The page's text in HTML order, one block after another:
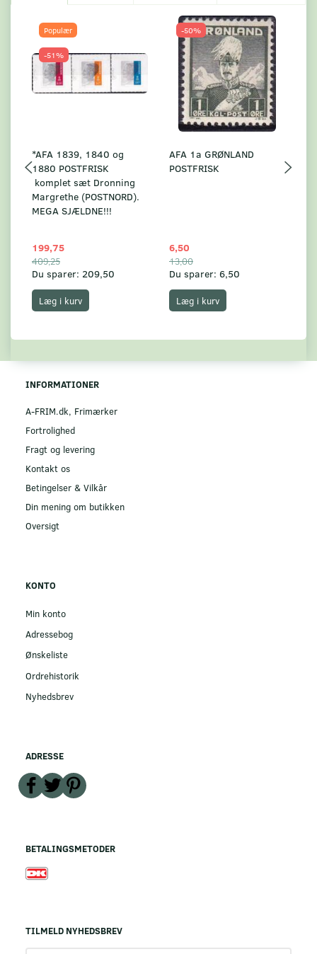
Populær
-51%
*AFA 1839, 1840 og
1880 POSTFRISK
komplet sæt Dronning
Margrethe (POSTNORD).
MEGA SJÆLDNE!!!
199,75
409,25
Du sparer: 209,50
Læg i kurv
-50%
AFA 1a GRØNLAND
POSTFRISK
6,50
13,00
Du sparer: 6,50
Læg i kurv
INFORMATIONER
A-FRIM.dk, Frimærker
Fortrolighed
Fragt og levering
Kontakt os
Betingelser & Vilkår
Din mening om butikken
Oversigt
KONTO
Min konto
Adressebog
Ønskeliste
Ordrehistorik
Nyhedsbrev
ADRESSE
BETALINGSMETODER
TILMELD NYHEDSBREV